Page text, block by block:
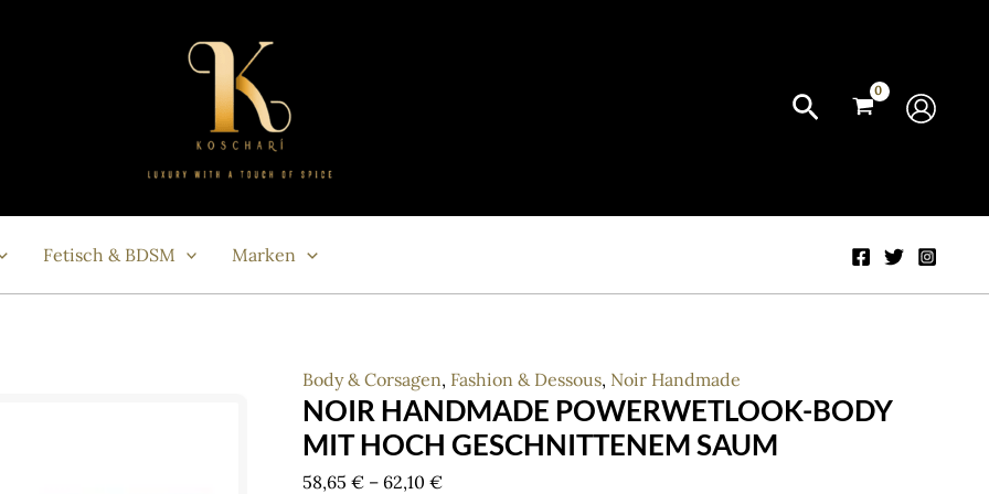
Fetisch & BDSM Marken
Body & Corsagen, Fashion & Dessous, Noir Handmade
NOIR HANDMADE POWERWETLOOK-BODY
MIT HOCH GESCHNITTENEM SAUM
58,65 € – 62,10 €Price